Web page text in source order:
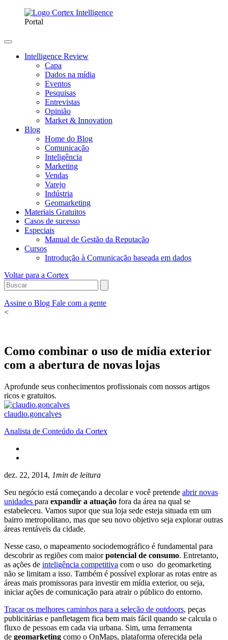
Portal
Intelligence Review
Capa
Dados na mídia
Eventos
Pesquisas
Entrevistas
Opinião
Market & Innovation
Blog
Home do Blog
Comunicação
Inteligência
Marketing
Vendas
Varejo
Indústria
Geomarketing
Materiais Gratuitos
Casos de sucesso
Especiais
Manual de Gestão da Reputação
Cursos
Introdução à Comunicação baseada em dados
Voltar para a Cortex
Assine o Blog Fale com a gente
<
Como combinar o uso de mídia exterior
com a abertura de novas lojas
Aprofunde seus conhecimentos profissionais com nossos artigos
ricos e gratuitos.
claudio.goncalves
Analista de Conteúdo da Cortex
dez. 22, 2014, 1min de leitura
Seu negócio está começando a decolar e você pretende abrir novas
unidades para expandir a atuação fora da área na qual se
estabeleceu. Vamos supor que sua loja sede esteja situada em um
bairro metropolitano, mas que seu novo objetivo seja explorar outras
áreas rentáveis da cidade.
Nesse caso, o mapeamento sociodemográfico é fundamental para
descobrir as regiões com maiorpotencial de consumo. Entretanto,
as ações de inteligência competitiva com o uso do geomarketing
não se limitam a isso. Também é possível explorar as rotas entre as
áreas mais promissoras para investir em mídia exterior, ou seja,
iniciar ações de comunicação para atrair o público do entorno.
Traçar os melhores caminhos para a seleção de outdoors, peças
publicitárias e panfletagem fica bem mais fácil quando se calcula o
fluxo de pessoas em cada via urbana. Sim, uma ferramenta
de geomarketing como o OnMaps, plataforma oferecida pela